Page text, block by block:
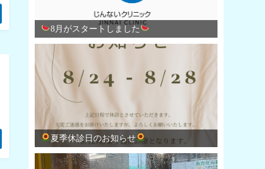
8月がスタートしました
夏季休診日のお知らせ